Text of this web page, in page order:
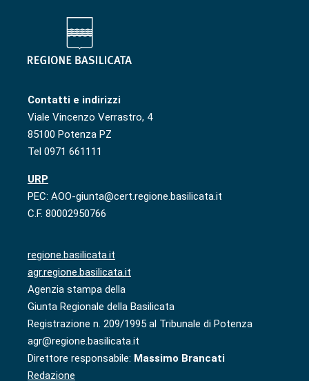
Contatti e indirizzi
Viale Vincenzo Verrastro, 4
85100 Potenza PZ
Tel 0971 661111
URP
PEC: AOO-giunta@cert.regione.basilicata.it
C.F. 80002950766
regione.basilicata.it
agr.regione.basilicata.it
Agenzia stampa della
Giunta Regionale della Basilicata
Registrazione n. 209/1995 al Tribunale di Potenza
agr@regione.basilicata.it
Direttore responsabile: Massimo Brancati
Redazione